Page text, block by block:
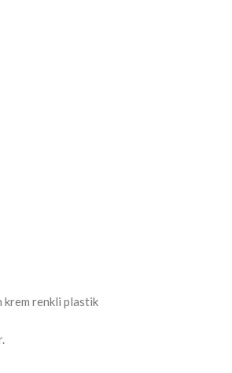
krem renkli plastik